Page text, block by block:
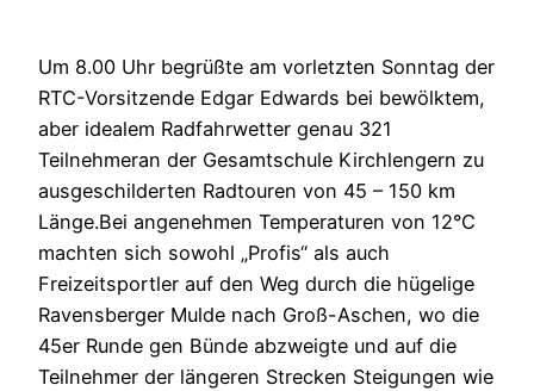
Um 8.00 Uhr begrüßte am vorletzten Sonntag der
RTC-Vorsitzende Edgar Edwards bei bewölktem,
aber idealem Radfahrwetter genau 321
Teilnehmeran der Gesamtschule Kirchlengern zu
ausgeschilderten Radtouren von 45 – 150 km
Länge.Bei angenehmen Temperaturen von 12°C
machten sich sowohl „Profis“ als auch
Freizeitsportler auf den Weg durch die hügelige
Ravensberger Mulde nach Groß-Aschen, wo die
45er Runde gen Bünde abzweigte und auf die
Teilnehmer der längeren Strecken Steigungen wie